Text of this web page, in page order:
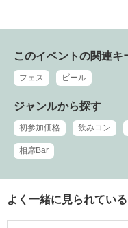
このイベントの関連キ
フェス ビール
ジャンルから探す
初参加価格 飲みコン
相席Bar
よく一緒に見られてい